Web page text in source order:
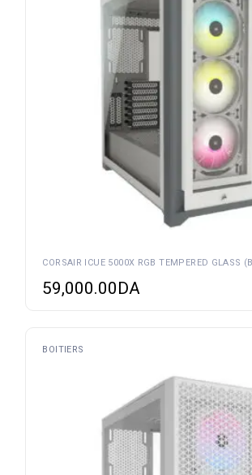
CORSAIR ICUE 5000X RGB TEMPERED GLASS
59,000.00DA
BOITIERS